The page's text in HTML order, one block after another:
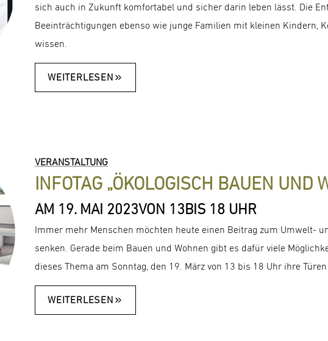
sich auch in Zukunft komfortabel und sicher darin leben lässt. Die
Beeinträchtigungen ebenso wie junge Familien mit kleinen Kindern,
wissen.
WEITERLESEN
VERANSTALTUNG
INFOTAG „ÖKOLOGISCH BAUEN UND
AM 19. MAI 2023VON 13 BIS 18 UHR
Immer mehr Menschen möchten heute einen Beitrag zum Umwelt-
senken. Gerade beim Bauen und Wohnen gibt es dafür viele
dieses Thema am Sonntag, den 19. März von 13 bis 18 Uhr ihre
WEITERLESEN